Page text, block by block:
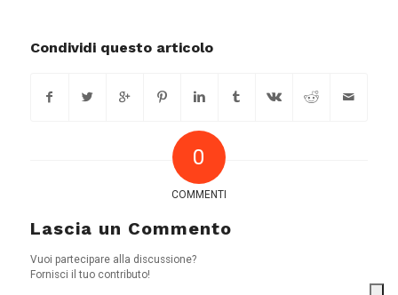
Condividi questo articolo
0
COMMENTI
Lascia un Commento
Vuoi partecipare alla discussione?
Fornisci il tuo contributo!